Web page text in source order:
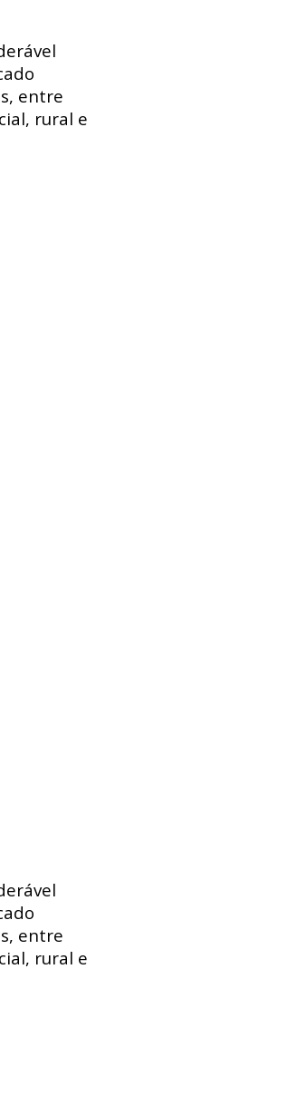
entre
rural e
entre
rural e